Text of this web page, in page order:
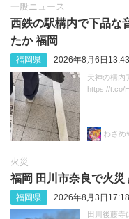
一般ニュース
西鉄の駅構内で下品な
たか 福岡
福岡県 2026年8月6日13:43
天神の構内
https://t.co/
わさめ
火災
福岡 田川市奈良で火災
福岡県 2026年8月3日17:18
田川後藤寺